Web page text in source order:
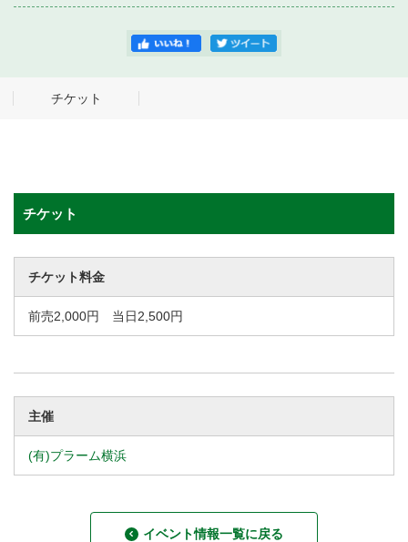
・ 芸術参与
チケット
チケット
チケット料金
前売2,000円 当日2,500円
主催
(有)プラーム横浜
イベント情報一覧に戻る